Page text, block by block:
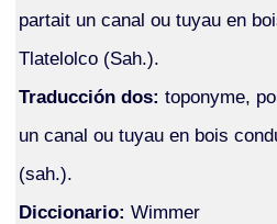
partait un canal ou tuyau en
Tlatelolco (Sah.).
Traducción dos: toponyme,
un canal ou tuyau en bois
(sah.).
Diccionario: Wimmer